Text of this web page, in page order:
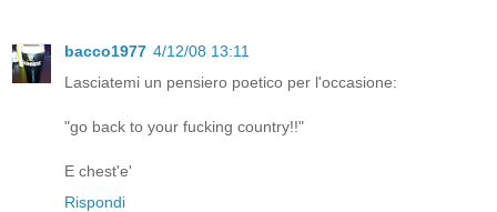
bacco1977 4/12/08 13:11
Lasciatemi un pensiero poetico per l'occasione:
"go back to your fucking country!!"
E chest'e'
Rispondi